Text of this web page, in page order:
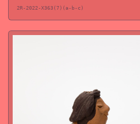
2R-2022-X363(7)(a-b-c)